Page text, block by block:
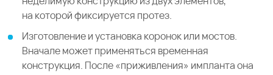
на которой фиксируется протез.
Изготовление и установка коронок или мостов.
Вначале может применяться временная
конструкция. После «приживления» импланта она